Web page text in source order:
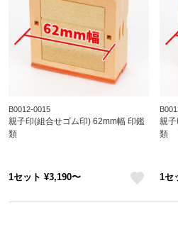
B0012-0015
親子印(組合せゴム印) 62mm幅 印鑑
類
1セット ¥3,190〜
親
類
1セ